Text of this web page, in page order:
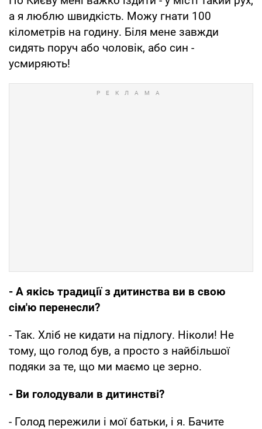
а я люблю швидкість. Можу гнати 100
кілометрів на годину. Біля мене завжди
сидять поруч або чоловік, або син -
усмиряють!
- А якісь традиції з дитинства ви в свою
сім'ю перенесли?
- Так. Хліб не кидати на підлогу. Ніколи! Не
тому, що голод був, а просто з найбільшої
подяки за те, що ми маємо це зерно.
- Ви голодували в дитинстві?
- Голод пережили і мої батьки, і я. Бачите